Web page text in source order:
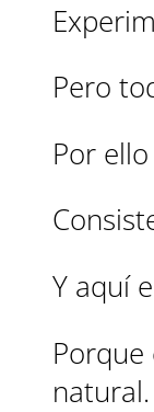
Pero
Por
Y aquí
natural.